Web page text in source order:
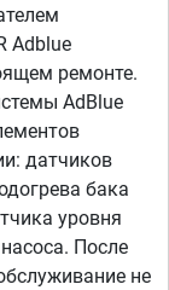
Adblue
ремонте.
AdBlue
датчиков
бака
уровня
После
не